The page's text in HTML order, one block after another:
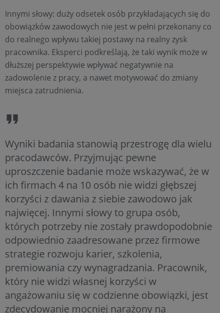
Innymi słowy: duży odsetek osób przykładających się do
obowiązków zawodowych nie jest w pełni przekonany co
do realnego wpływu takiej postawy na realny zysk
pracownika. Eksperci podkreślają, że taki wynik może w
dłuższej perspektywie wpływać negatywnie na
zadowolenie z pracy, a nawet motywować do zmiany
miejsca zatrudnienia.
Wyniki badania stanowią przestrogę dla wielu
pracodawców. Przyjmując pewne
uproszczenie badanie może wskazywać, że w
ich firmach 4 na 10 osób nie widzi głębszej
korzyści z dawania z siebie zawodowo jak
najwięcej. Innymi słowy to grupa osób,
których potrzeby nie zostały prawdopodobnie
odpowiednio zaadresowane przez firmowe
strategie rozwoju karier, szkolenia,
premiowania czy wynagradzania. Pracownik,
który nie widzi własnej korzyści w
angażowaniu się w codzienne obowiązki, jest
zdecydowanie mocniej narażony na